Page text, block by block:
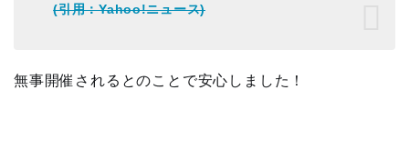
(引用：Yahoo!ニュース)
無事開催されるとのことで安心しました！